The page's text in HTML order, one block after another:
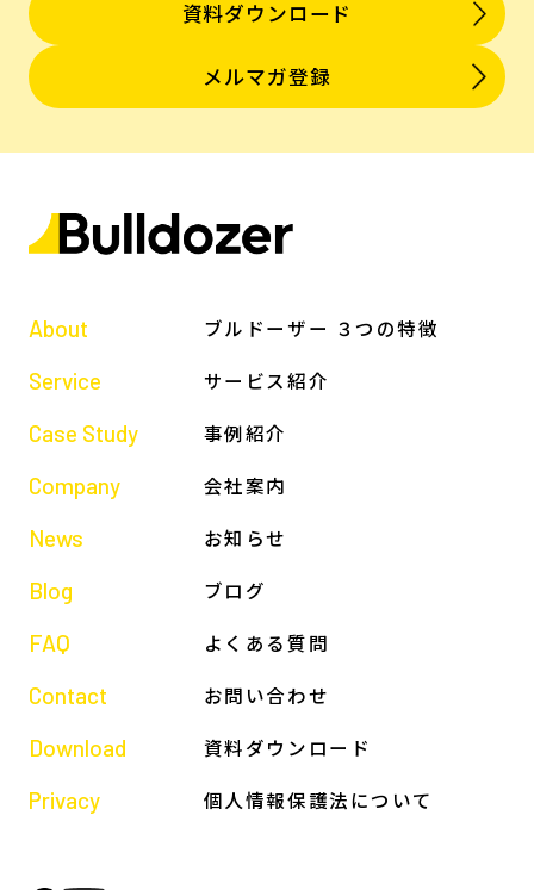
資料ダウンロード
メルマガ登録
About ブルドーザー ３つの特徴
Service サービス紹介
Case Study 事例紹介
Company 会社案内
News お知らせ
Blog ブログ
FAQ よくある質問
Contact お問い合わせ
Download 資料ダウンロード
Privacy 個人情報保護法について